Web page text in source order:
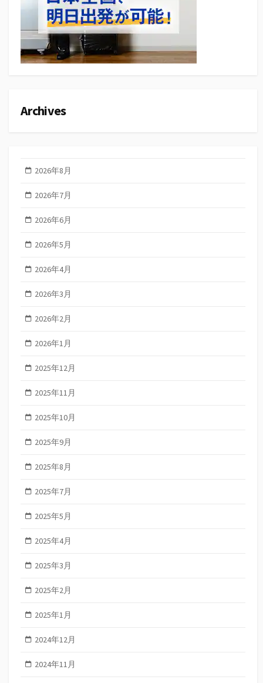
Archives
2026年8月
2026年7月
2026年6月
2026年5月
2026年4月
2026年3月
2026年2月
2026年1月
2025年12月
2025年11月
2025年10月
2025年9月
2025年8月
2025年7月
2025年5月
2025年4月
2025年3月
2025年2月
2025年1月
2024年12月
2024年11月